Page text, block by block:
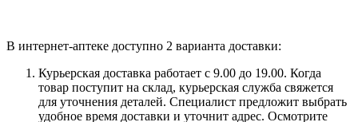
В интернет-аптеке доступно 2 варианта доставки:
Курьерская доставка работает с 9.00 до 19.00. Когда
товар поступит на склад, курьерская служба свяжется
для уточнения деталей. Специалист предложит выбрать
удобное время доставки и уточнит адрес. Осмотрите